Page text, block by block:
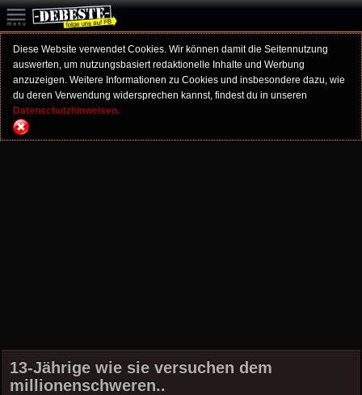
Diese Website verwendet Cookies. Wir können damit die Seitennutzung
auswerten, um nutzungsbasiert redaktionelle Inhalte und Werbung
anzuzeigen. Weitere Informationen zu Cookies und insbesondere dazu, wie
du deren Verwendung widersprechen kannst, findest du in unseren
Datenschutzhinweisen.
13-Jährige wie sie versuchen dem
millionenschweren..